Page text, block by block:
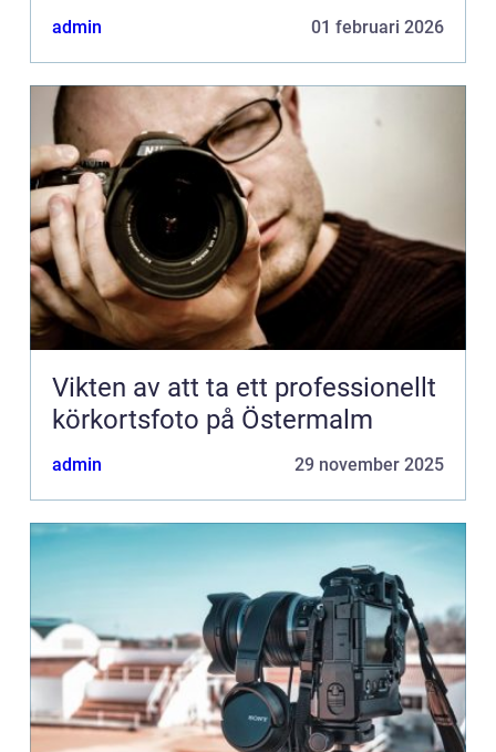
admin 01 februari 2026
Vikten av att ta ett professionellt
körkortsfoto på Östermalm
admin 29 november 2025